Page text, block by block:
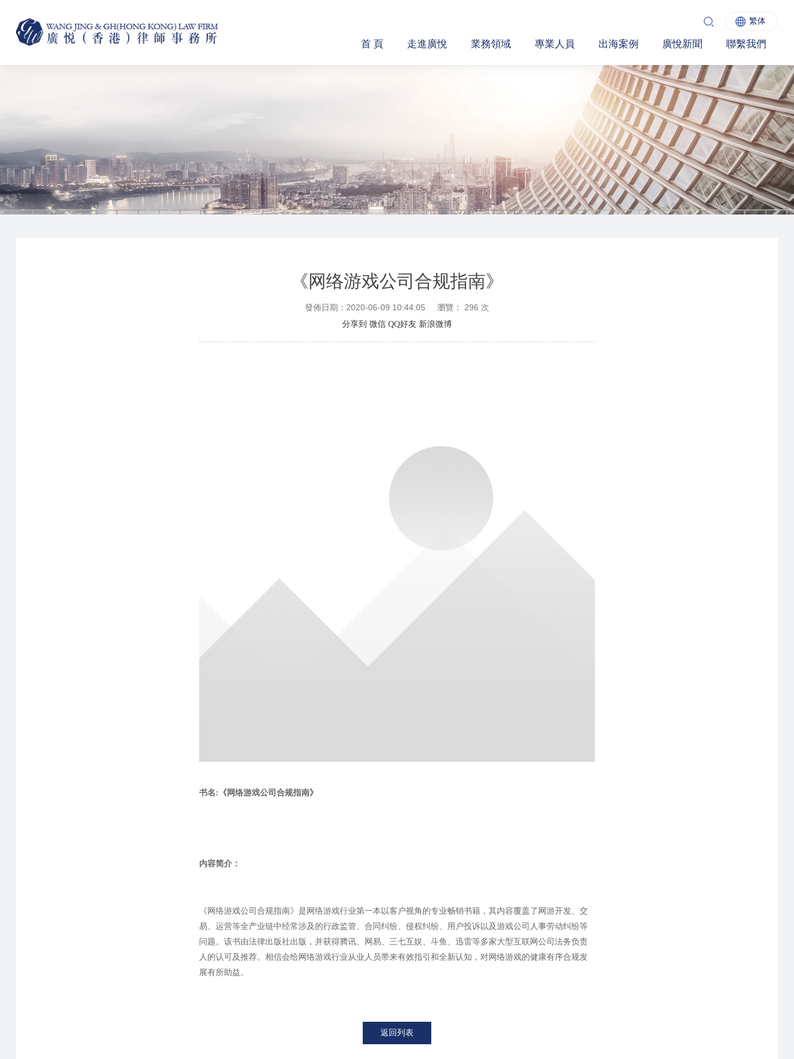
首 頁 走進廣悅 業務領域 專業人員 出海案例 廣悅新聞 聯繫我們
繁体
《网络游戏公司合规指南》
發佈日期：2020-06-09 10:44:05 瀏覽： 296 次
分享到 微信 QQ好友 新浪微博
书名:《网络游戏公司合规指南》
内容简介：
《网络游戏公司合规指南》是网络游戏行业第一本以客户视角的专业畅销书籍，其内容覆盖了网游开发、交
易、运营等全产业链中经常涉及的行政监管、合同纠纷、侵权纠纷、用户投诉以及游戏公司人事劳动纠纷等
问题。该书由法律出版社出版，并获得腾讯、网易、三七互娱、斗鱼、迅雷等多家大型互联网公司法务负责
人的认可及推荐。相信会给网络游戏行业从业人员带来有效指引和全新认知，对网络游戏的健康有序合规发
展有所助益。
返回列表